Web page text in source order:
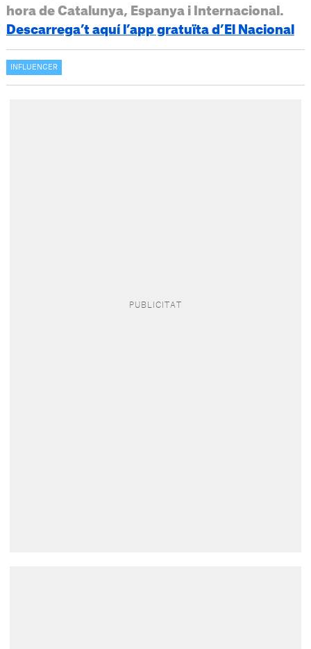
hora de Catalunya, Espanya i Internacional.
Descarrega’t aquí l’app gratuïta d’El Nacional
INFLUENCER